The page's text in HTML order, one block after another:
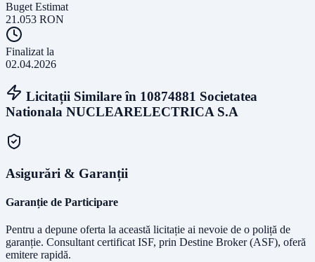
Buget Estimat
21.053 RON
Finalizat la
02.04.2026
Licitații Similare în 10874881 Societatea
Nationala NUCLEARELECTRICA S.A
Asigurări & Garanții
Garanție de Participare
Pentru a depune oferta la această licitație ai nevoie de o poliță de
garanție. Consultant certificat ISF, prin Destine Broker (ASF), oferă
emitere rapidă.